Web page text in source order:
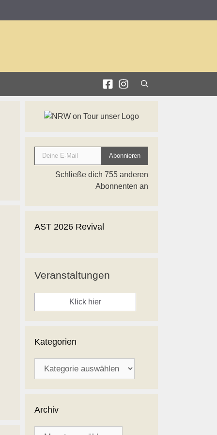
Deine E-Mail
Abonnieren
Schließe dich 755 anderen
Abonnenten an
AST 2026 Revival
Veranstaltungen
Klick hier
Kategorien
Archiv